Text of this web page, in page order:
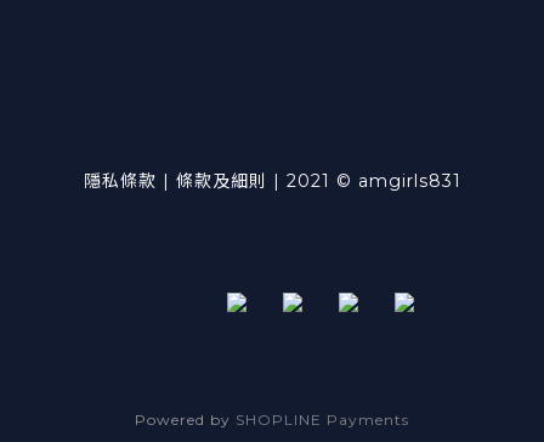
隱私條款 | 條款及細則 | 2021 © amgirls831
Powered by SHOPLINE Payments